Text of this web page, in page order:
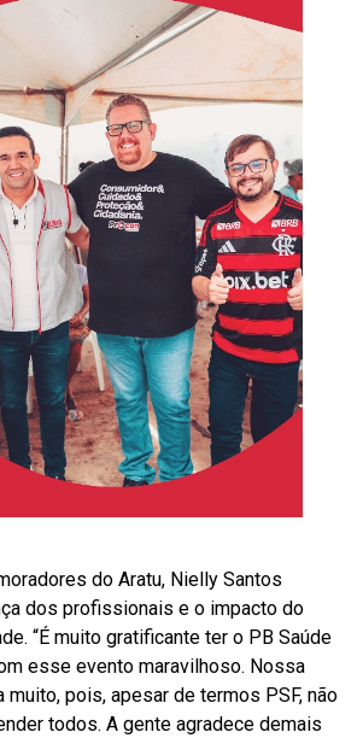
do Aratu, Nielly Santos
dos profissionais e o impacto do
“É muito gratificante ter o PB Saúde
esse evento maravilhoso. Nossa
pois, apesar de termos PSF, não
todos. A gente agradece demais